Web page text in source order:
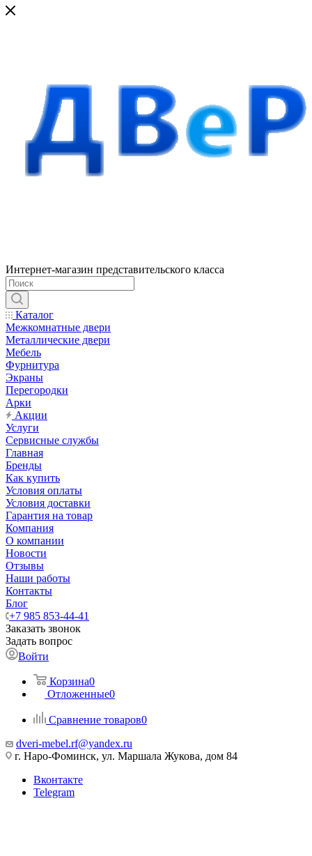
Интернет-магазин представительского класса
Каталог
Межкомнатные двери
Металлические двери
Мебель
Фурнитура
Экраны
Перегородки
Арки
Акции
Услуги
Сервисные службы
Главная
Бренды
Как купить
Условия оплаты
Условия доставки
Гарантия на товар
Компания
О компании
Новости
Отзывы
Наши работы
Контакты
Блог
+7 985 853-44-41
Заказать звонок
Задать вопрос
Войти
Корзина0
Отложенные0
Сравнение товаров0
dveri-mebel.rf@yandex.ru
г. Наро-Фоминск, ул. Маршала Жукова, дом 84
Вконтакте
Telegram